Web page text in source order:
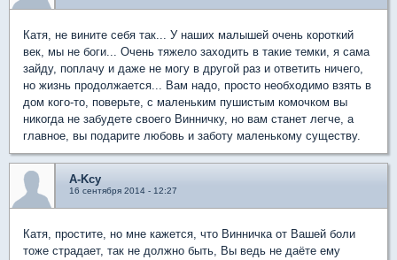
Катя, не вините себя так... У наших малышей очень короткий
век, мы не боги... Очень тяжело заходить в такие темки, я сама
зайду, поплачу и даже не могу в другой раз и ответить ничего,
но жизнь продолжается... Вам надо, просто необходимо взять в
дом кого-то, поверьте, с маленьким пушистым комочком вы
никогда не забудете своего Винничку, но вам станет легче, а
главное, вы подарите любовь и заботу маленькому существу.
A-Kcy
16 сентября 2014 - 12:27
Катя, простите, но мне кажется, что Винничка от Вашей боли
тоже страдает, так не должно быть, Вы ведь не даёте ему